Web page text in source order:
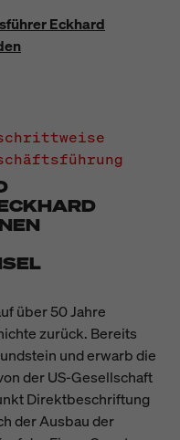
Eckhard
über 50 Jahre
zurück. Bereits
und erwarb die
der US-Gesellschaft
Direktbeschriftung
der Ausbau der